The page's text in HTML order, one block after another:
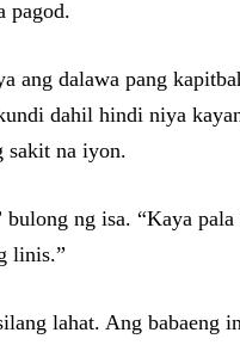
pagod.
ang dalawa pang
dahil hindi niya
sakit na iyon.
bulong ng isa. “Kaya
linis.”
lahat. Ang babaeng